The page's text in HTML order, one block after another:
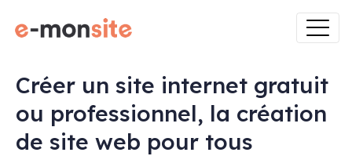
Créer un site internet gratuit
ou professionnel, la création
de site web pour tous